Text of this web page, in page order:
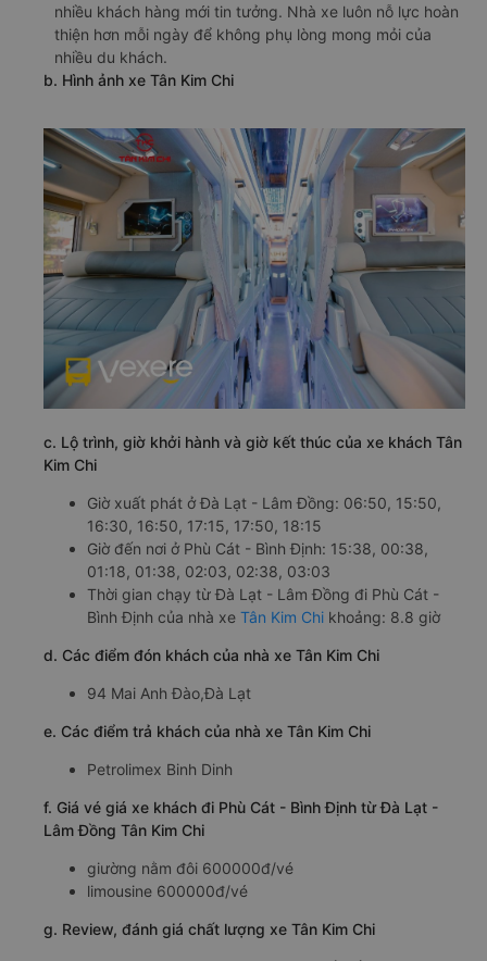
nhiều khách hàng mới tin tưởng. Nhà xe luôn nỗ lực hoàn
thiện hơn mỗi ngày để không phụ lòng mong mỏi của
nhiều du khách.
b. Hình ảnh xe Tân Kim Chi
c. Lộ trình, giờ khởi hành và giờ kết thúc của xe khách Tân
Kim Chi
Giờ xuất phát ở Đà Lạt - Lâm Đồng: 06:50, 15:50,
16:30, 16:50, 17:15, 17:50, 18:15
Giờ đến nơi ở Phù Cát - Bình Định: 15:38, 00:38,
01:18, 01:38, 02:03, 02:38, 03:03
Thời gian chạy từ Đà Lạt - Lâm Đồng đi Phù Cát -
Bình Định của nhà xe Tân Kim Chi khoảng: 8.8 giờ
d. Các điểm đón khách của nhà xe Tân Kim Chi
94 Mai Anh Đào,Đà Lạt
e. Các điểm trả khách của nhà xe Tân Kim Chi
Petrolimex Binh Dinh
f. Giá vé giá xe khách đi Phù Cát - Bình Định từ Đà Lạt -
Lâm Đồng Tân Kim Chi
giường nằm đôi 600000đ/vé
limousine 600000đ/vé
g. Review, đánh giá chất lượng xe Tân Kim Chi